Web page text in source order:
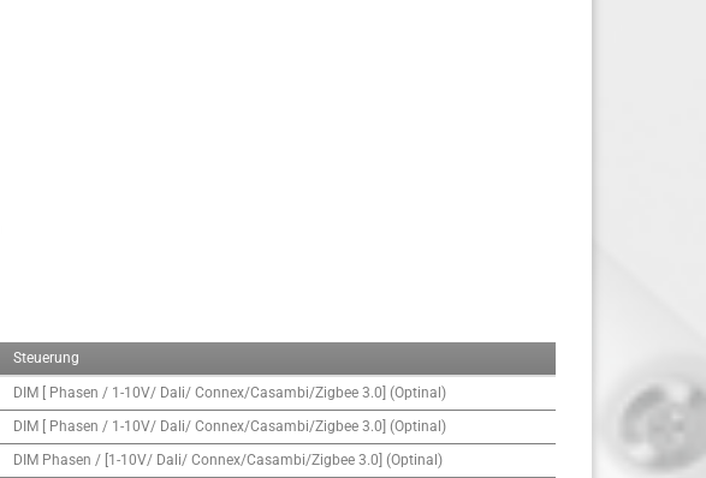
Steuerung
DIM [ Phasen / 1-10V/ Dali/ Connex/Casambi/Zigbee 3.0] (Optinal)
DIM [ Phasen / 1-10V/ Dali/ Connex/Casambi/Zigbee 3.0] (Optinal)
DIM Phasen / [1-10V/ Dali/ Connex/Casambi/Zigbee 3.0] (Optinal)